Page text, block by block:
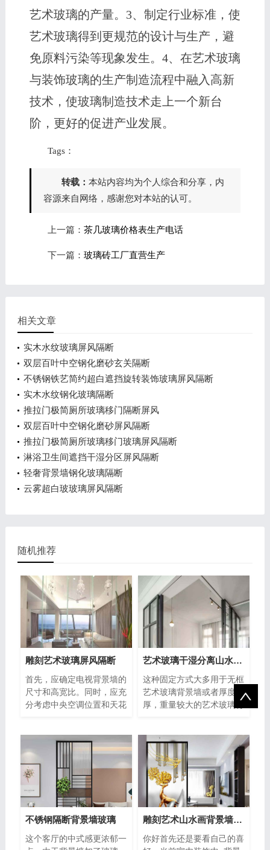
艺术玻璃的产量。3、制定行业标准，使
艺术玻璃得到更规范的设计与生产，避
免原料污染等现象发生。4、在艺术玻璃
与装饰玻璃的生产制造流程中融入高新
技术，使玻璃制造技术走上一个新台
阶，更好的促进产业发展。
Tags：
转载： 本站内容均为个人综合和分享，内
容源来自网络，感谢您对本站的认可。
上一篇： 茶几玻璃价格表生产电话
下一篇： 玻璃砖工厂直营生产
相关文章
实木水纹玻璃屏风隔断
双层百叶中空钢化磨砂玄关隔断
不锈钢铁艺简约超白遮挡旋转装饰玻璃屏风隔断
实木水纹钢化玻璃隔断
推拉门极简厕所玻璃移门隔断屏风
双层百叶中空钢化磨砂屏风隔断
推拉门极简厕所玻璃移门玻璃屏风隔断
淋浴卫生间遮挡干湿分区屏风隔断
轻奢背景墙钢化玻璃隔断
云雾超白玻玻璃屏风隔断
随机推荐
雕刻艺术玻璃屏风隔断
首先，应确定电视背景墙的
尺寸和高宽比。同时，应充
分考虑中央空调位置和天花
艺术玻璃干湿分离山水画背景墙玻璃
这种固定方式大多用于无框
艺术玻璃背景墙或者厚度较
厚，重量较大的艺术玻璃背
不锈钢隔断背景墙玻璃
这个客厅的中式感更浓郁一
雕刻艺术山水画背景墙玻璃
你好首先还是要看自己的喜